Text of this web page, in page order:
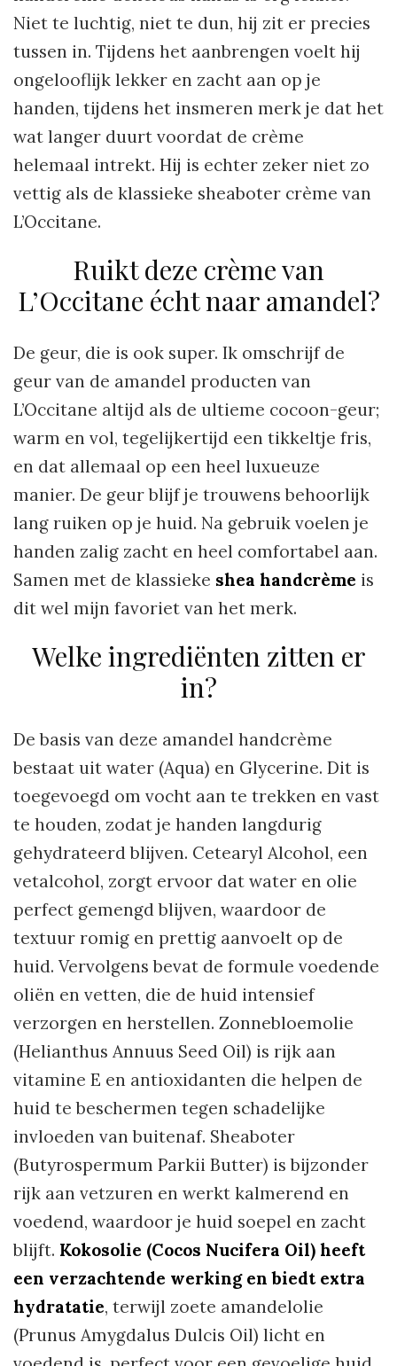
Niet te luchtig, niet te dun, hij zit er precies
tussen in. Tijdens het aanbrengen voelt hij
ongelooflijk lekker en zacht aan op je
handen, tijdens het insmeren merk je dat het
wat langer duurt voordat de crème
helemaal intrekt. Hij is echter zeker niet zo
vettig als de klassieke sheaboter crème van
L’Occitane.
Ruikt deze crème van
L’Occitane écht naar amandel?
De geur, die is ook super. Ik omschrijf de
geur van de amandel producten van
L’Occitane altijd als de ultieme cocoon-geur;
warm en vol, tegelijkertijd een tikkeltje fris,
en dat allemaal op een heel luxueuze
manier. De geur blijf je trouwens behoorlijk
lang ruiken op je huid. Na gebruik voelen je
handen zalig zacht en heel comfortabel aan.
Samen met de klassieke shea handcrème is
dit wel mijn favoriet van het merk.
Welke ingrediënten zitten er
in?
De basis van deze amandel handcrème
bestaat uit water (Aqua) en Glycerine. Dit is
toegevoegd om vocht aan te trekken en vast
te houden, zodat je handen langdurig
gehydrateerd blijven. Cetearyl Alcohol, een
vetalcohol, zorgt ervoor dat water en olie
perfect gemengd blijven, waardoor de
textuur romig en prettig aanvoelt op de
huid. Vervolgens bevat de formule voedende
oliën en vetten, die de huid intensief
verzorgen en herstellen. Zonnebloemolie
(Helianthus Annuus Seed Oil) is rijk aan
vitamine E en antioxidanten die helpen de
huid te beschermen tegen schadelijke
invloeden van buitenaf. Sheaboter
(Butyrospermum Parkii Butter) is bijzonder
rijk aan vetzuren en werkt kalmerend en
voedend, waardoor je huid soepel en zacht
blijft. Kokosolie (Cocos Nucifera Oil) heeft
een verzachtende werking en biedt extra
hydratatie, terwijl zoete amandelolie
(Prunus Amygdalus Dulcis Oil) licht en